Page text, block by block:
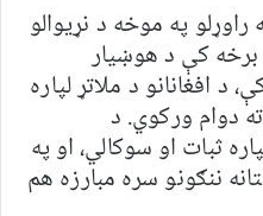
په موخه د نړیوالو
برخه کې د هوښیار
د افغانانو د ملاتړ لپاره
دوام ورکوي. د
ثبات او سوکالي، او په
ننګونو سره مبارزه هم